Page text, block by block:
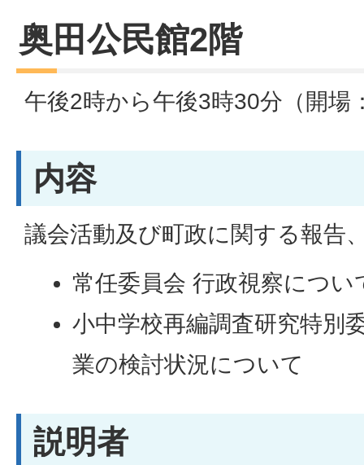
奥田公民館2階
午後2時から午後3時30分（開場
内容
議会活動及び町政に関する報告
常任委員会 行政視察につい
小中学校再編調査研究特別
業の検討状況について
説明者